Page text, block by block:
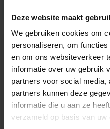
Deze website maakt
We gebruiken cookies om
personaliseren, om
en om ons websiteverkeer
informatie over uw gebruik
partners voor social media,
partners kunnen deze
informatie die u aan ze
verzameld op basis van